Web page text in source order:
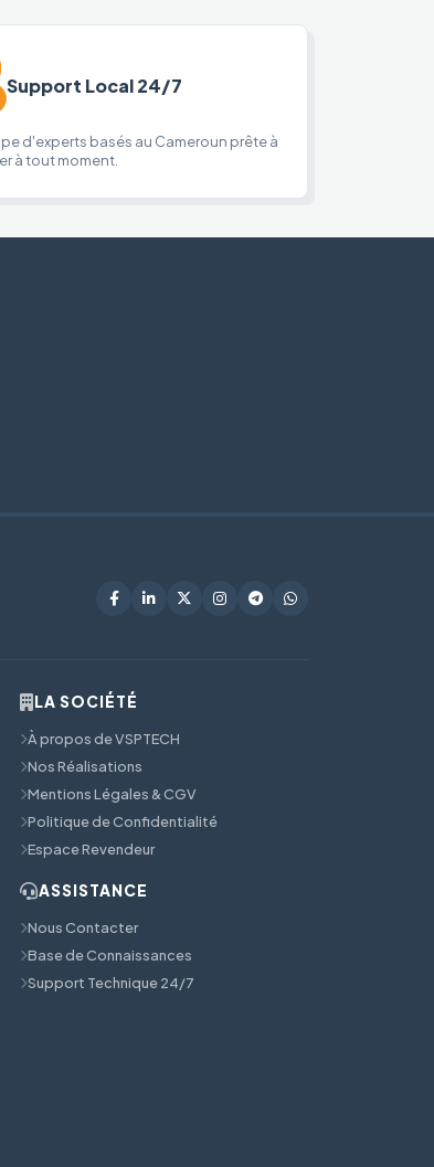
Support Local 24/7
d'experts basés au Cameroun prête à
à tout moment.
LA SOCIÉTÉ
À propos de VSPTECH
Nos Réalisations
Mentions Légales & CGV
Politique de Confidentialité
Espace Revendeur
ASSISTANCE
Nous Contacter
Base de Connaissances
Support Technique 24/7